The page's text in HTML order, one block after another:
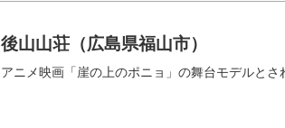
後山山荘（広島県福山市）
アニメ映画「崖の上のポニョ」の舞台モデルと